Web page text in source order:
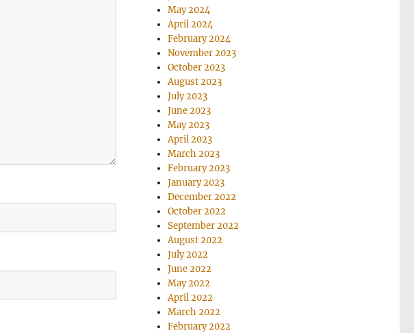
May 2024
April 2024
February 2024
November 2023
October 2023
August 2023
July 2023
June 2023
May 2023
April 2023
March 2023
February 2023
January 2023
December 2022
October 2022
September 2022
August 2022
July 2022
June 2022
May 2022
April 2022
March 2022
February 2022